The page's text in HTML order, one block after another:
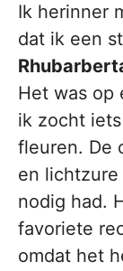
Ik herinner
dat ik een
Het was op
ik zocht
fleuren. De
en
nodig had.
favoriete
omdat het